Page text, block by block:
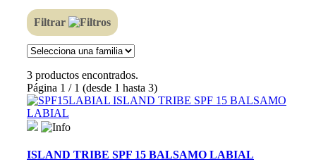
Filtrar
3 productos encontrados.
Página 1 / 1 (desde 1 hasta 3)
ISLAND TRIBE SPF 15 BALSAMO LABIAL